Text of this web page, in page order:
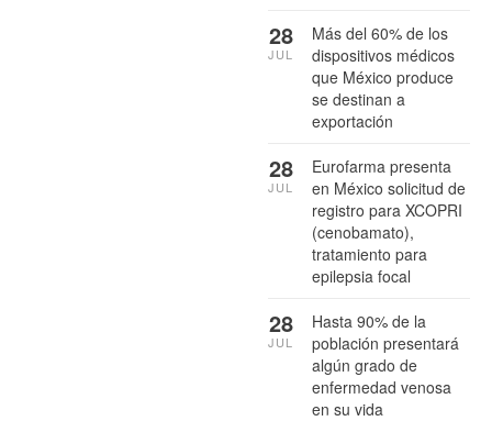
Más del 60% de los
dispositivos médicos
que México produce
se destinan a
exportación
28
JUL
Eurofarma presenta
en México solicitud de
registro para XCOPRI
(cenobamato),
tratamiento para
epilepsia focal
28
JUL
Hasta 90% de la
población presentará
algún grado de
enfermedad venosa
en su vida
28
JUL